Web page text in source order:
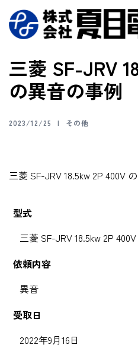
三菱 SF-JRV
の異音の事例
2023/12/25 その他
三菱 SF-JRV 18.5kw 2P 400V
型式
三菱 SF-JRV 18.5kw 2P 400V
依頼内容
異音
受取日
2022年9月16日